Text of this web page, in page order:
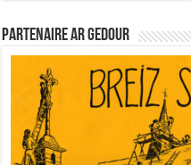
Partenaire Ar Gedour